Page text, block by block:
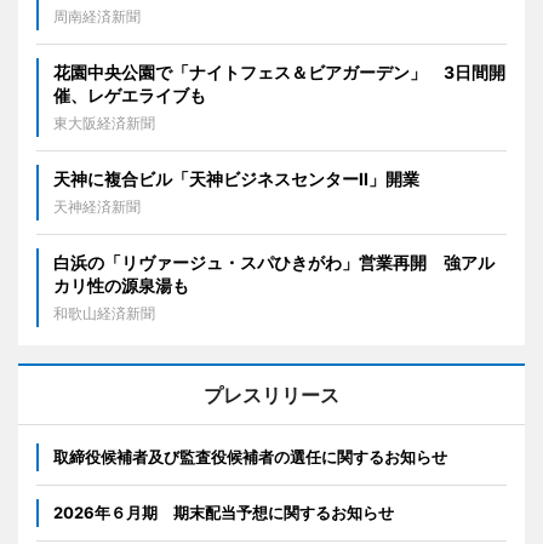
周南経済新聞
花園中央公園で「ナイトフェス＆ビアガーデン」 3日間開
催、レゲエライブも
東大阪経済新聞
天神に複合ビル「天神ビジネスセンターII」開業
天神経済新聞
白浜の「リヴァージュ・スパひきがわ」営業再開 強アル
カリ性の源泉湯も
和歌山経済新聞
プレスリリース
取締役候補者及び監査役候補者の選任に関するお知らせ
2026年６月期 期末配当予想に関するお知らせ